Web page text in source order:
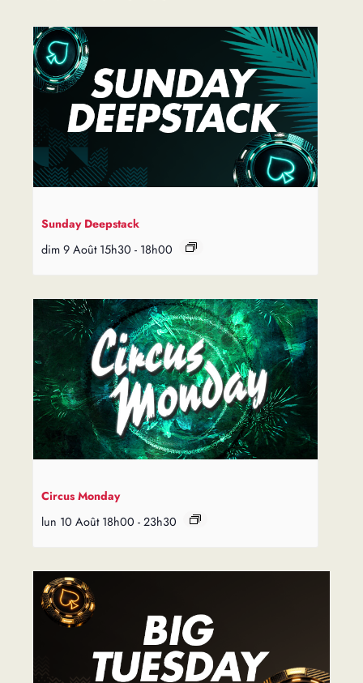
Sunday Deepstack
dim 9 Août 15h30 - 18h00
Circus Monday
lun 10 Août 18h00 - 23h30